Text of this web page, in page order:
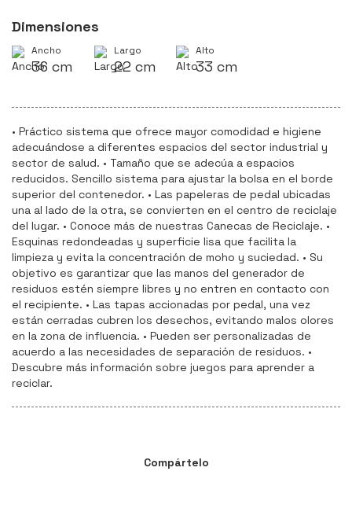
Dimensiones
Ancho
36 cm
Largo
22 cm
Alto
33 cm
• Práctico sistema que ofrece mayor comodidad e higiene
adecuándose a diferentes espacios del sector industrial y
sector de salud. • Tamaño que se adecúa a espacios
reducidos. Sencillo sistema para ajustar la bolsa en el borde
superior del contenedor. • Las papeleras de pedal ubicadas
una al lado de la otra, se convierten en el centro de reciclaje
del lugar. • Conoce más de nuestras Canecas de Reciclaje. •
Esquinas redondeadas y superficie lisa que facilita la
limpieza y evita la concentración de moho y suciedad. • Su
objetivo es garantizar que las manos del generador de
residuos estén siempre libres y no entren en contacto con
el recipiente. • Las tapas accionadas por pedal, una vez
están cerradas cubren los desechos, evitando malos olores
en la zona de influencia. • Pueden ser personalizadas de
acuerdo a las necesidades de separación de residuos. •
Descubre más información sobre juegos para aprender a
reciclar.
Compártelo